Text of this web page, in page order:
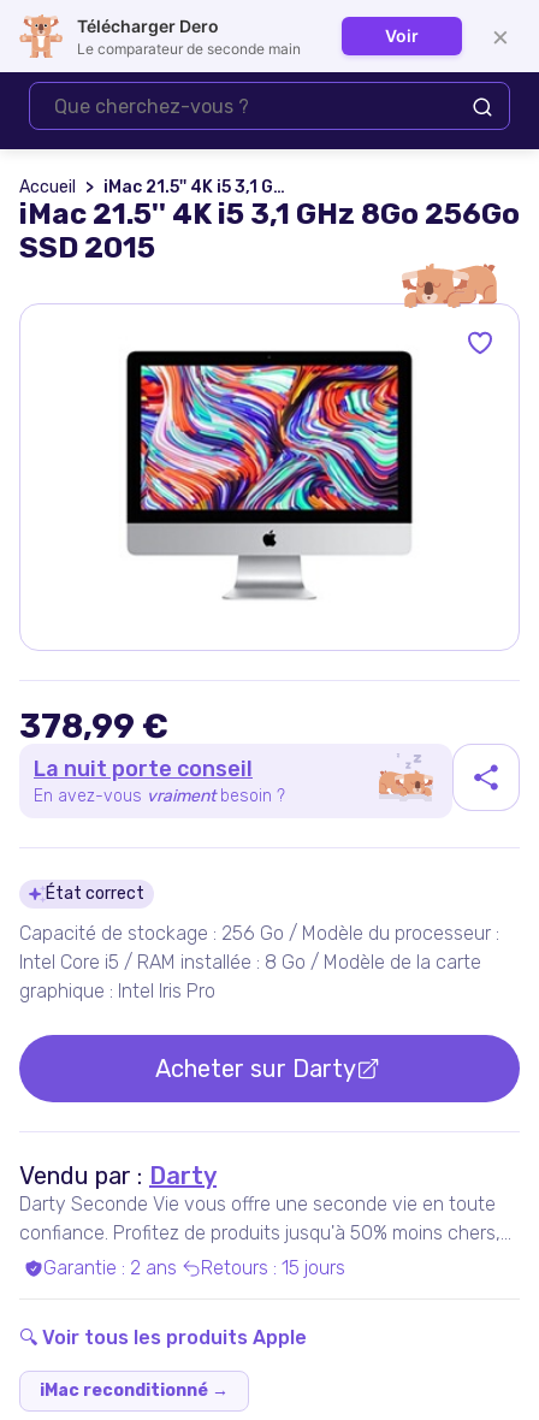
Se connecter
Accueil iMac 21.5'' 4K i5 3,1 GHz 8Go 256Go SSD 2015
iMac 21.5'' 4K i5 3,1 GHz 8Go 256Go
SSD 2015
378,99 €
La nuit porte conseil
En avez-vous vraiment besoin ?
Détails du produit
État correct
Capacité de stockage : 256 Go / Modèle du processeur :
Intel Core i5 / RAM installée : 8 Go / Modèle de la carte
graphique : Intel Iris Pro
Acheter sur Darty
Vendu par : Darty
Darty Seconde Vie vous offre une seconde vie en toute
confiance. Profitez de produits jusqu'à 50% moins chers,
pris en charge par nos experts qualifiés, dans nos ateliers
Garantie : 2 ans Retours : 15 jours
🔍 Voir tous les produits Apple
iMac reconditionné →
Télécharger Dero
Le comparateur de seconde main
Voir ×